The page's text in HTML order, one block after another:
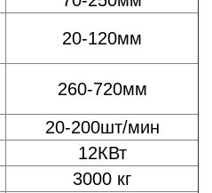
20-120мм
260-720мм
20-200шт/мин
12КВт
3000 кг